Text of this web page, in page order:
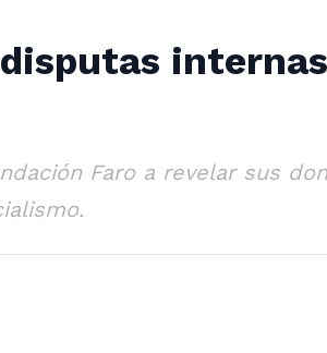
Faro a revelar sus